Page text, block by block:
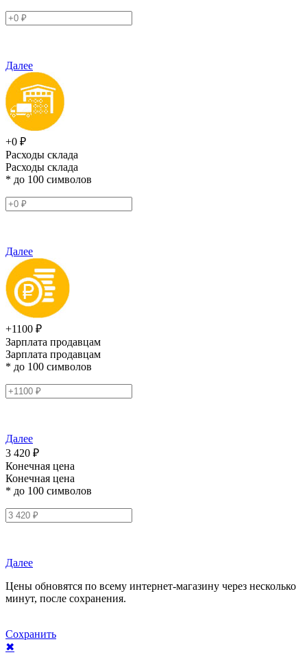
Далее
+0 ₽
Расходы склада
Расходы склада
* до 100 символов
Далее
+1100 ₽
Зарплата продавцам
Зарплата продавцам
* до 100 символов
Далее
3 420 ₽
Конечная цена
Конечная цена
* до 100 символов
Далее
Цены обновятся по всему интернет-магазину через несколько
минут, после сохранения.
Сохранить
✖